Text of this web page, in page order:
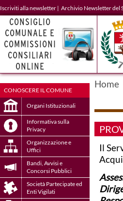
Iscriviti alla newsletter | Archivio Newsletter del
CONOSCERE IL COMUNE
Organi Istituzionali
Informativa sulla
Privacy
Organizzazione e
Uffici
Bandi, Avvisi e
Concorsi Pubblici
Società Partecipate ed
Enti Vigilati
Home
Il